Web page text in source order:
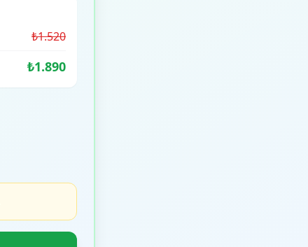
₺1.520
₺1.890